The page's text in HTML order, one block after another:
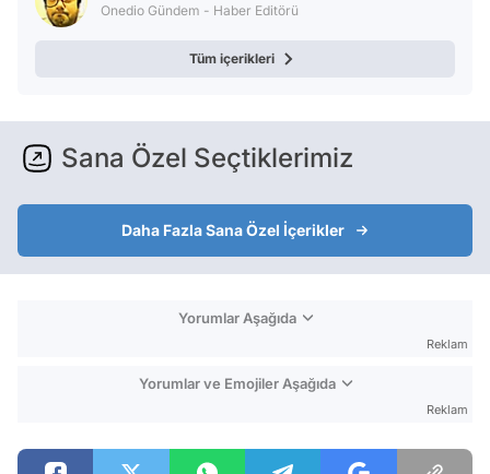
Onedio Gündem - Haber Editörü
Tüm içerikleri
Sana Özel Seçtiklerimiz
Daha Fazla Sana Özel İçerikler
Yorumlar Aşağıda
Reklam
Yorumlar ve Emojiler Aşağıda
Reklam